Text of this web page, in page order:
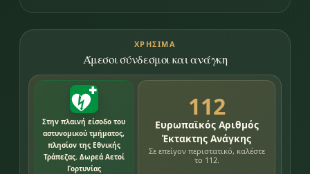
ΧΡΉΣΙΜΑ
Άμεσοι σύνδεσμοι και ανάγκη
Στην πλαινή είσοδο του
αστυνομικού τμήματος,
πλησίον της Εθνικής
Τράπεζας. Δωρεά Αετοί
Γορτυνίας
112
Ευρωπαϊκός Αριθμός
Έκτακτης Ανάγκης
Σε επείγον περιστατικό, καλέστε
το 112.